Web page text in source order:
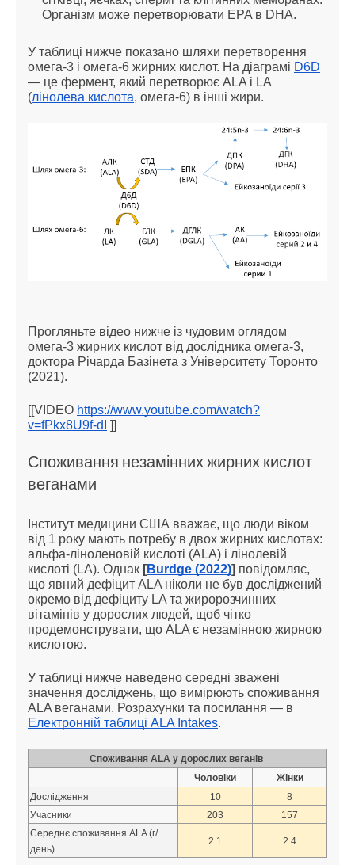
Організм може перетворювати EPA в DHA.
У таблиці нижче показано шляхи перетворення
омега-3 і омега-6 жирних кислот. На діаграмі D6D
— це фермент, який перетворює ALA і LA
(лінолева кислота, омега-6) в інші жири.
Прогляньте відео нижче із чудовим оглядом
омега-3 жирних кислот від дослідника омега-3,
доктора Річарда Базінета з Університету Торонто
(2021).
[[VIDEO https://www.youtube.com/watch?
v=fPkx8U9f-dI ]]
Споживання незамінних жирних кислот
веганами
Інститут медицини США вважає, що люди віком
від 1 року мають потребу в двох жирних кислотах:
альфа-ліноленовій кислоті (ALA) і лінолевій
кислоті (LA). Однак [Burdge (2022)] повідомляє,
що явний дефіцит ALA ніколи не був досліджений
окремо від дефіциту LA та жиророзчинних
вітамінів у дорослих людей, щоб чітко
продемонструвати, що ALA є незамінною жирною
кислотою.
У таблиці нижче наведено середні зважені
значення досліджень, що вимірюють споживання
ALA веганами. Розрахунки та посилання — в
Електронній таблиці ALA Intakes.
Споживання ALA у дорослих веганів
Чоловіки
Жінки
Дослідження
10
8
Учасники
203
157
Середнє споживання ALA (г/
день)
2.1 2.4